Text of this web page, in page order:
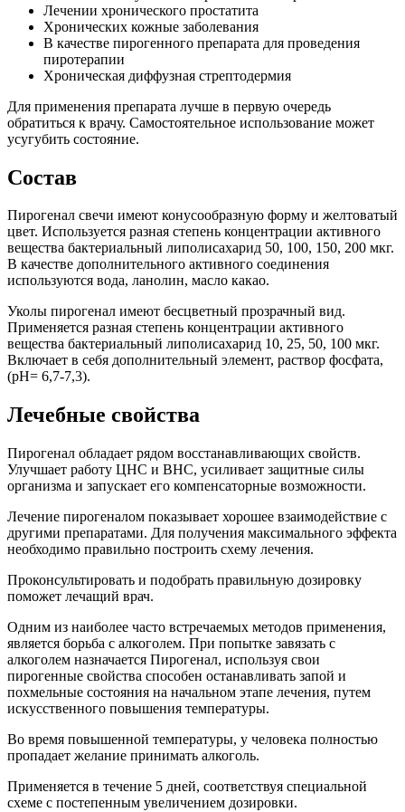
Лечении хронического простатита
Хронических кожные заболевания
В качестве пирогенного препарата для проведения
пиротерапии
Хроническая диффузная стрептодермия
Для применения препарата лучше в первую очередь
обратиться к врачу. Самостоятельное использование может
усугубить состояние.
Состав
Пирогенал свечи имеют конусообразную форму и желтоватый
цвет. Используется разная степень концентрации активного
вещества бактериальный липолисахарид 50, 100, 150, 200 мкг.
В качестве дополнительного активного соединения
используются вода, ланолин, масло какао.
Уколы пирогенал имеют бесцветный прозрачный вид.
Применяется разная степень концентрации активного
вещества бактериальный липолисахарид 10, 25, 50, 100 мкг.
Включает в себя дополнительный элемент, раствор фосфата,
(pH= 6,7-7,3).
Лечебные свойства
Пирогенал обладает рядом восстанавливающих свойств.
Улучшает работу ЦНС и ВНС, усиливает защитные силы
организма и запускает его компенсаторные возможности.
Лечение пирогеналом показывает хорошее взаимодействие с
другими препаратами. Для получения максимального эффекта
необходимо правильно построить схему лечения.
Проконсультировать и подобрать правильную дозировку
поможет лечащий врач.
Одним из наиболее часто встречаемых методов применения,
является борьба с алкоголем. При попытке завязать с
алкоголем назначается Пирогенал, используя свои
пирогенные свойства способен останавливать запой и
похмельные состояния на начальном этапе лечения, путем
искусственного повышения температуры.
Во время повышенной температуры, у человека полностью
пропадает желание принимать алкоголь.
Применяется в течение 5 дней, соответствуя специальной
схеме с постепенным увеличением дозировки.